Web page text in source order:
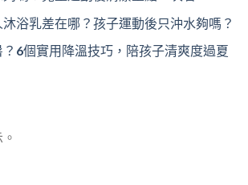
浴乳差在哪？孩子運動後只沖水夠嗎？
6個實用降溫技巧，陪孩子清爽度過夏